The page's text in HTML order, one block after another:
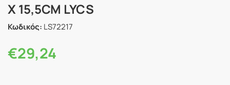
Χ 15,5CM LYCS
Κωδικός: LS72217
€29,24